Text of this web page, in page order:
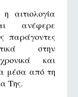
αιτιολογία
ανέφερε
παράγοντες
στην
και
μέσα από τη
Της.